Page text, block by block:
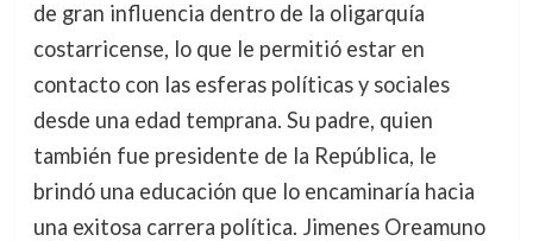
de gran influencia dentro de la oligarquía
costarricense, lo que le permitió estar en
contacto con las esferas políticas y sociales
desde una edad temprana. Su padre, quien
también fue presidente de la República, le
brindó una educación que lo encaminaría hacia
una exitosa carrera política. Jimenes Oreamuno